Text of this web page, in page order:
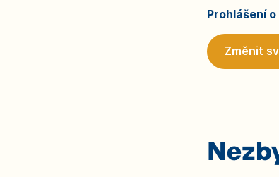
Prohlášení
Změnit